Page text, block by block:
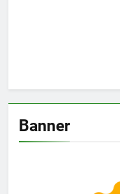
Banner